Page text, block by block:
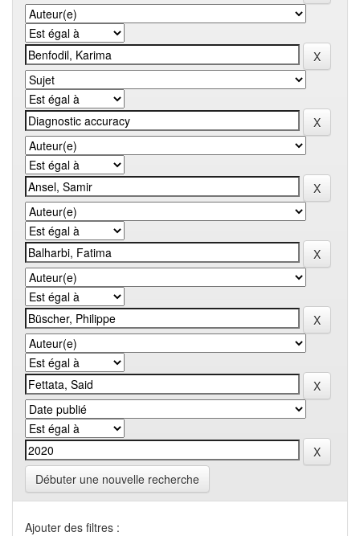
Débuter une nouvelle recherche
Ajouter des filtres :